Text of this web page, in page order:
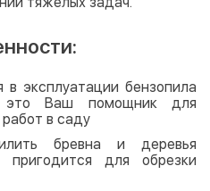
эксплуатации бензопила
это Ваш помощник для
в саду
бревна и деревья
для обрезки